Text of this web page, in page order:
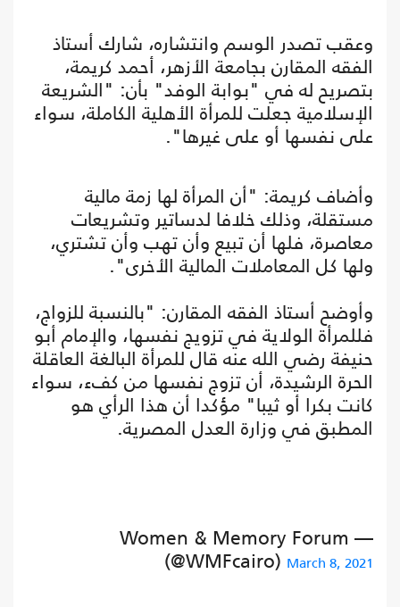
وعقب تصدر الوسم وانتشاره، شارك أستاذ
الفقه المقارن بجامعة الأزهر، أحمد كريمة،
بتصريح له في "بوابة الوفد" بأن: "الشريعة
الإسلامية جعلت للمرأة الأهلية الكاملة، سواء
على نفسها أو على غيرها".
وأضاف كريمة: "أن المرأة لها زمة مالية
مستقلة، وذلك خلافا لدساتير وتشريعات
معاصرة، فلها أن تبيع وأن تهب وأن تشتري،
ولها كل المعاملات المالية الأخرى".
وأوضح أستاذ الفقه المقارن: "بالنسبة للزواج،
فللمرأة الولاية في تزويج نفسها، والإمام أبو
حنيفة رضي الله عنه قال للمرأة البالغة العاقلة
الحرة الرشيدة، أن تزوج نفسها من كفء، سواء
كانت بكرا أو ثيبا" مؤكدا أن هذا الرأي هو
المطبق في وزارة العدل المصرية.
— Women & Memory Forum
(@WMFcairo) March 8, 2021